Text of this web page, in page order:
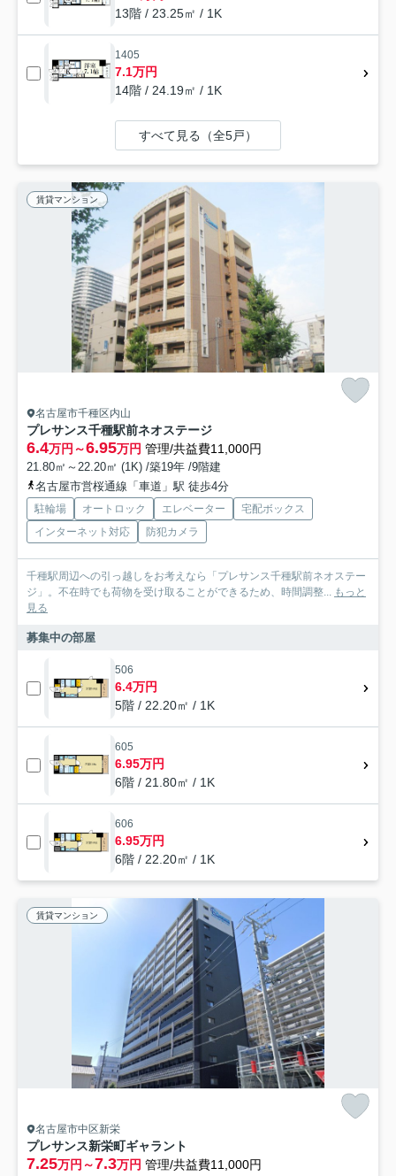
13階 / 23.25㎡ / 1K
1405
7.1万円
14階 / 24.19㎡ / 1K
すべて見る（全5戸）
賃貸マンション
名古屋市千種区内山
プレサンス千種駅前ネオステージ
6.4万円～6.95万円 管理/共益費11,000円
21.80㎡～22.20㎡ (1K) /築19年 /9階建
名古屋市営桜通線「車道」駅 徒歩4分
駐輪場 オートロック エレベーター
宅配ボックス
インターネット対応
防犯カメラ
千種駅周辺への引っ越しをお考えなら「プレサンス千種駅前ネオステー
ジ」。不在時でも荷物を受け取ることができるため、時間調整... もっと
見る
募集中の部屋
506
6.4万円
5階 / 22.20㎡ / 1K
605
6.95万円
6階 / 21.80㎡ / 1K
606
6.95万円
6階 / 22.20㎡ / 1K
賃貸マンション
名古屋市中区新栄
プレサンス新栄町ギャラント
7.25万円～7.3万円 管理/共益費11,000円